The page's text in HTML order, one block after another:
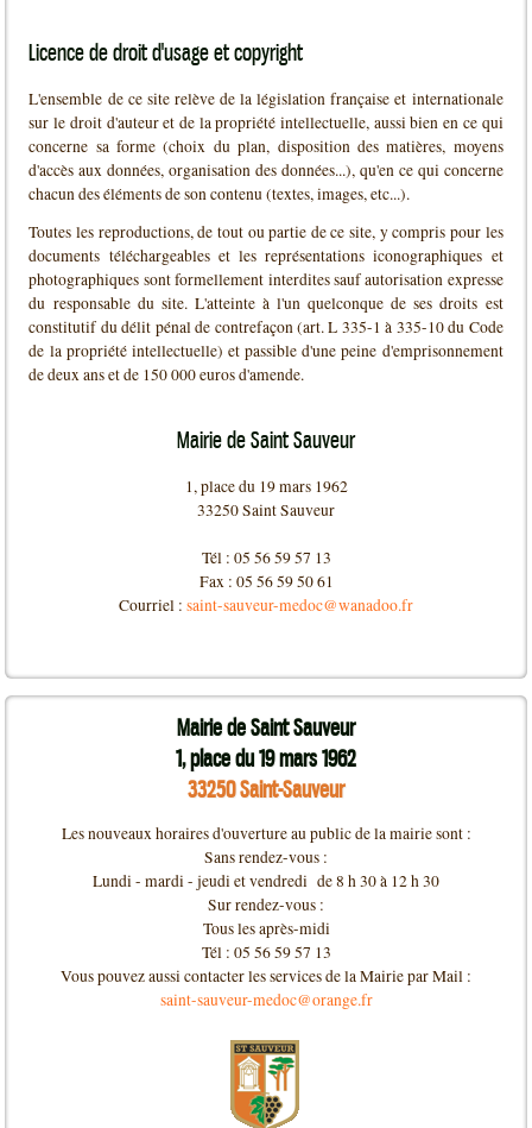
Licence de droit d'usage et copyright
L'ensemble de ce site relève de la législation française et internationale
sur le droit d'auteur et de la propriété intellectuelle, aussi bien en ce qui
concerne sa forme (choix du plan, disposition des matières, moyens
d'accès aux données, organisation des données...), qu'en ce qui concerne
chacun des éléments de son contenu (textes, images, etc...).
Toutes les reproductions, de tout ou partie de ce site, y compris pour les
documents téléchargeables et les représentations iconographiques et
photographiques sont formellement interdites sauf autorisation expresse
du responsable du site. L'atteinte à l'un quelconque de ses droits est
constitutif du délit pénal de contrefaçon (art. L 335-1 à 335-10 du Code
de la propriété intellectuelle) et passible d'une peine d'emprisonnement
de deux ans et de 150 000 euros d'amende.
Mairie de Saint Sauveur
1, place du 19 mars 1962
33250 Saint Sauveur
Tél : 05 56 59 57 13
Fax : 05 56 59 50 61
Courriel : saint-sauveur-medoc@wanadoo.fr
Mairie de Saint Sauveur
1, place du 19 mars 1962
33250 Saint-Sauveur
Les nouveaux horaires d'ouverture au public de la mairie sont :
Sans rendez-vous :
Lundi - mardi - jeudi et vendredi de 8 h 30 à 12 h 30
Sur rendez-vous :
Tous les après-midi
Tél : 05 56 59 57 13
Vous pouvez aussi contacter les services de la Mairie par Mail :
saint-sauveur-medoc@orange.fr